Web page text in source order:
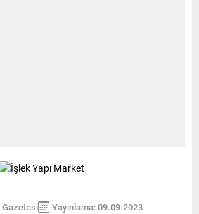
Yayınlama: 09.09.2023